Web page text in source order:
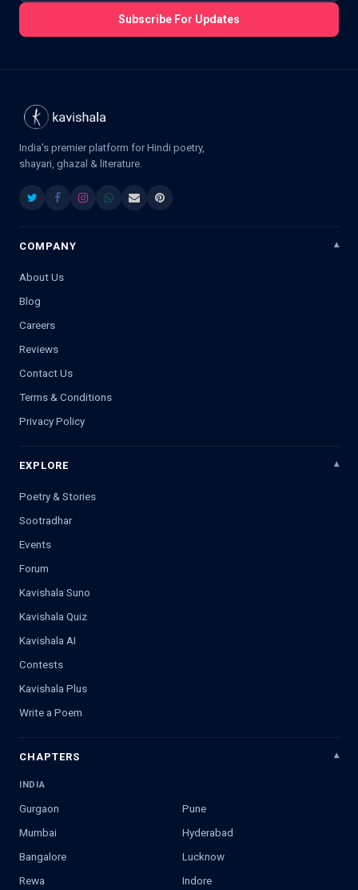
Subscribe For Updates
India's premier platform for Hindi poetry,
shayari, ghazal & literature.
COMPANY
About Us
Blog
Careers
Reviews
Contact Us
Terms & Conditions
Privacy Policy
EXPLORE
Poetry & Stories
Sootradhar
Events
Forum
Kavishala Suno
Kavishala Quiz
Kavishala AI
Contests
Kavishala Plus
Write a Poem
CHAPTERS
INDIA
Gurgaon
Pune
Mumbai
Hyderabad
Bangalore
Lucknow
Rewa
Indore